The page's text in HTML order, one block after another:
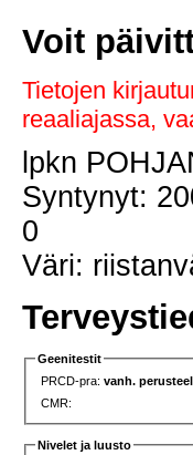
Voit
Tietojen
reaaliajassa,
lpkn
Syntynyt:
0
Väri:
Geenitestit
PRCD-pra:vanh.
CMR:
Nivelet ja luusto